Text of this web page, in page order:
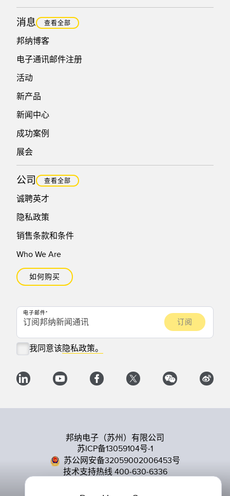
消息 查看全部
邦纳博客
电子通讯邮件注册
活动
新产品
新闻中心
成功案例
展会
公司 查看全部
诚聘英才
隐私政策
销售条款和条件
Who We Are
如何购买
电子邮件
我同意该隐私政策。
邦纳电子（苏州）有限公司
苏ICP备13059104号-1
苏公网安备32059002006453号
技术支持热线 400-630-6336